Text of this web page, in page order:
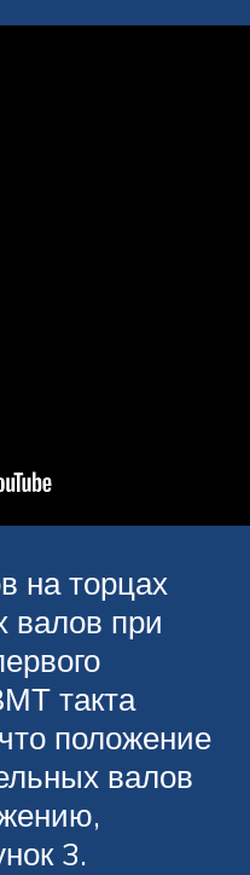
на торцах
валов при
такта
положение
валов
3.